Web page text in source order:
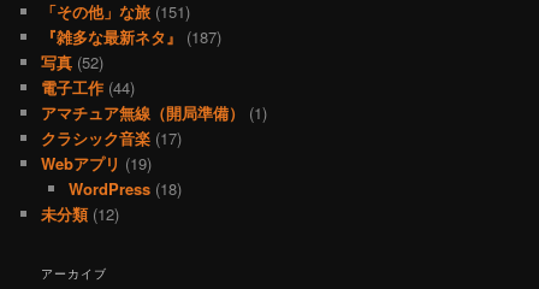
「その他」な旅 (151)
『雑多な最新ネタ』
(187)
写真 (52)
電子工作 (44)
アマチュア無線（開局準備）
(1)
クラシック音楽 (17)
Webアプリ (19)
WordPress(18)
未分類(12)
アーカイブ